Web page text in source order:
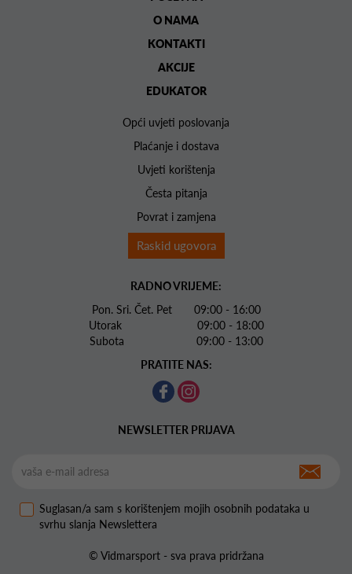
O NAMA
KONTAKTI
AKCIJE
EDUKATOR
Opći uvjeti poslovanja
Plaćanje i dostava
Uvjeti korištenja
Česta pitanja
Povrat i zamjena
Raskid ugovora
RADNO VRIJEME:
Pon. Sri. Čet. Pet 09:00 - 16:00
Utorak 09:00 - 18:00
Subota 09:00 - 13:00
PRATITE NAS:
NEWSLETTER PRIJAVA
Suglasan/a sam s korištenjem mojih osobnih podataka u
svrhu slanja Newslettera
© Vidmarsport - sva prava pridržana